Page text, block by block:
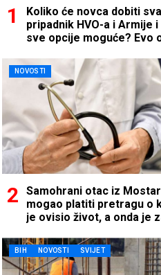
Koliko će novca dobiti
pripadnik HVO-a i Armije
sve opcije moguće? Evo
NOVOSTI
Samohrani otac iz
mogao platiti pretragu o
je ovisio život, a onda je
BIH NOVOSTI SVIJET